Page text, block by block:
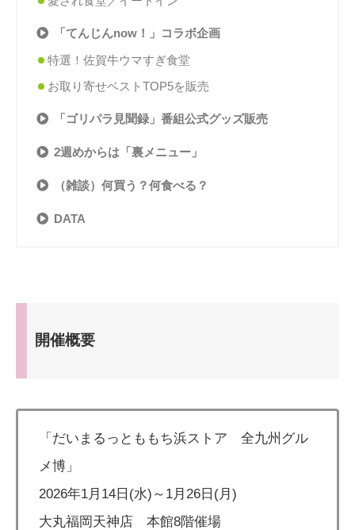
「てんじんnow！」コラボ企画
特選！佐賀牛ウマすぎ食堂
お取り寄せベストTOP5を販売
「ゴリパラ見聞録」番組公式グッズ販売
2週めからは「裏メニュー」
（雑談）何買う？何食べる？
DATA
開催概要
「だいまるっとももち浜ストア 全九州グル
メ博」
2026年1月14日(水)～1月26日(月)
大丸福岡天神店 本館8階催場